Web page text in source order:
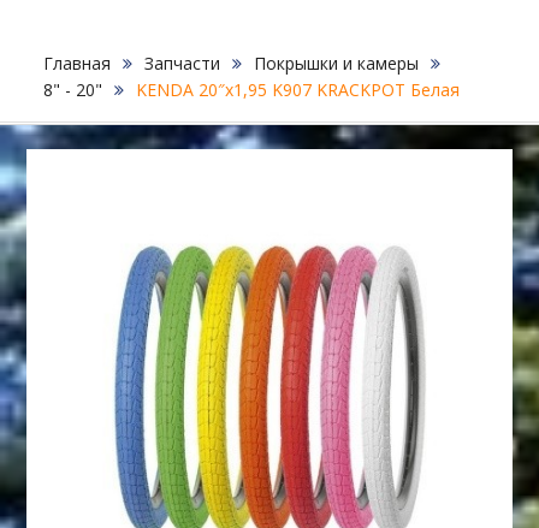
Главная Запчасти
Покрышки и камеры
8" - 20"
KENDA 20″х1,95 K907 KRACKPOT Белая